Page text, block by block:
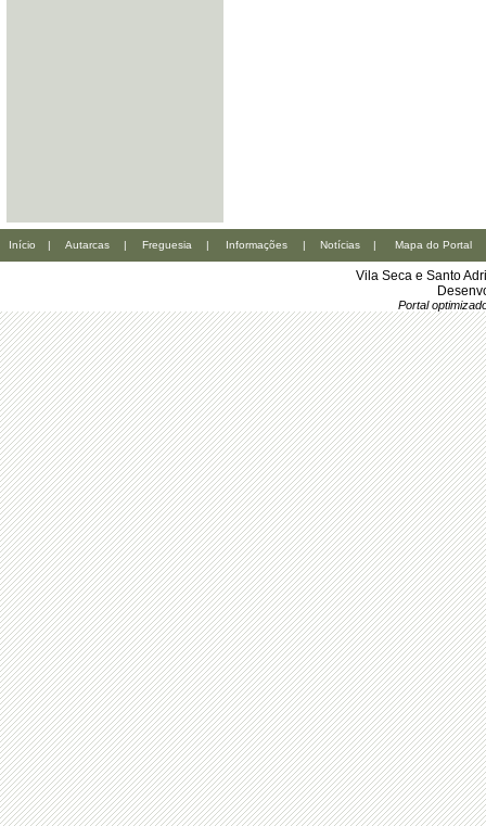
Início | Autarcas | Freguesia | Informações | Notícias | Mapa do Portal
Vila Seca e Santo
Portal